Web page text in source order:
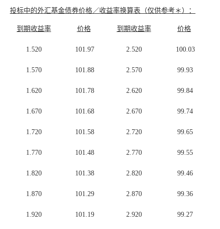
投标中的外汇基金债券价格／收益率换算表（仅供参考＊）：
到期收益率 价格 到期收益率 价格
1.520 101.97 2.520 100.03
1.570 101.88 2.570 99.93
1.620 101.78 2.620 99.84
1.670 101.68 2.670 99.74
1.720 101.58 2.720 99.65
1.770 101.48 2.770 99.55
1.820 101.38 2.820 99.46
1.870 101.29 2.870 99.36
1.920 101.19 2.920 99.27